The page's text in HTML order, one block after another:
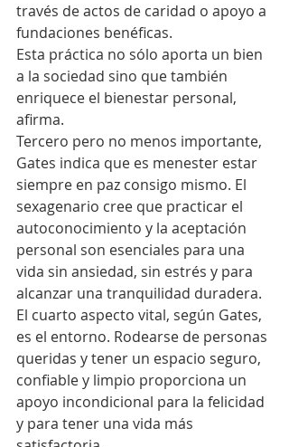
través de actos de caridad o apoyo a
fundaciones benéficas.
Esta práctica no sólo aporta un bien
a la sociedad sino que también
enriquece el bienestar personal,
afirma.
Tercero pero no menos importante,
Gates indica que es menester estar
siempre en paz consigo mismo. El
sexagenario cree que practicar el
autoconocimiento y la aceptación
personal son esenciales para una
vida sin ansiedad, sin estrés y para
alcanzar una tranquilidad duradera.
El cuarto aspecto vital, según Gates,
es el entorno. Rodearse de personas
queridas y tener un espacio seguro,
confiable y limpio proporciona un
apoyo incondicional para la felicidad
y para tener una vida más